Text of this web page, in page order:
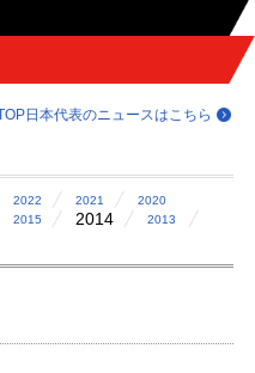
日本代表のニュースはこちら
2022 2021
2020
2015 2014 2013